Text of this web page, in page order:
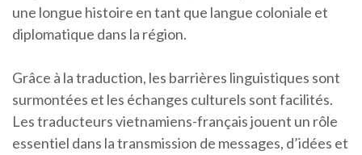
une longue histoire en tant que langue coloniale et
diplomatique dans la région.
Grâce à la traduction, les barrières linguistiques sont
surmontées et les échanges culturels sont facilités.
Les traducteurs vietnamiens-français jouent un rôle
essentiel dans la transmission de messages, d’idées et